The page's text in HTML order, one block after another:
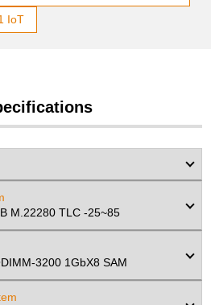
IoT
M.22280 TLC -25~85
3200 1GbX8 SAM